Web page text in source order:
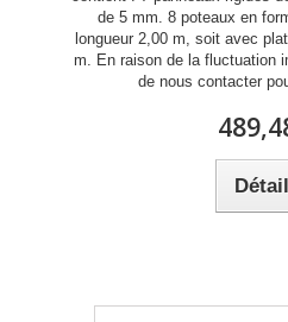
de 5 mm. 8 poteaux en
longueur 2,00 m, soit avec
m. En raison de la fluctuation
de nous contacter